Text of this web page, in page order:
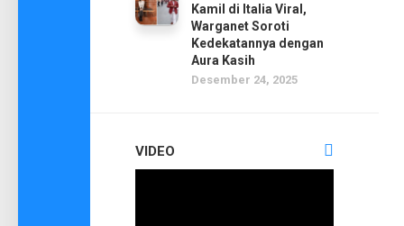
Kamil di Italia Viral,
Warganet Soroti
Kedekatannya dengan
Aura Kasih
Desember 24, 2025
VIDEO